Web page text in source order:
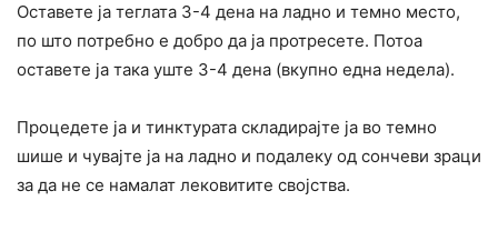
Оставете ја теглата 3-4 дена на ладно и темно место,
по што потребно е добро да ја протресете. Потоа
оставете ја така уште 3-4 дена (вкупно една недела).
Процедете ја и тинктурата складирајте ја во темно
шише и чувајте ја на ладно и подалеку од сончеви зраци
за да не се намалат лековитите својства.